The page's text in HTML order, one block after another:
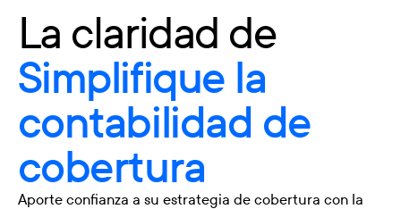
La claridad de
Simplifique la
contabilidad de
cobertura
Aporte confianza a su estrategia de cobertura con la